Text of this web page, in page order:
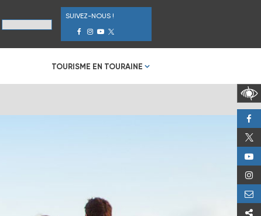
SUIVEZ-NOUS !
TOURISME EN TOURAINE